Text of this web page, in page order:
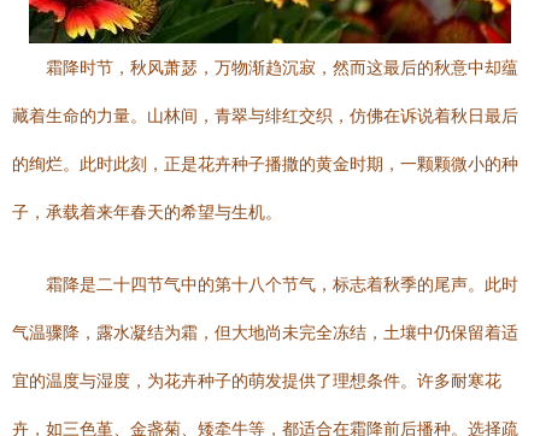
霜降时节，秋风萧瑟，万物渐趋沉寂，然而这最后的秋意中却蕴
藏着生命的力量。山林间，青翠与绯红交织，仿佛在诉说着秋日最后
的绚烂。此时此刻，正是花卉种子播撒的黄金时期，一颗颗微小的种
子，承载着来年春天的希望与生机。
霜降是二十四节气中的第十八个节气，标志着秋季的尾声。此时
气温骤降，露水凝结为霜，但大地尚未完全冻结，土壤中仍保留着适
宜的温度与湿度，为花卉种子的萌发提供了理想条件。许多耐寒花
卉，如三色堇、金盏菊、矮牵牛等，都适合在霜降前后播种。选择疏